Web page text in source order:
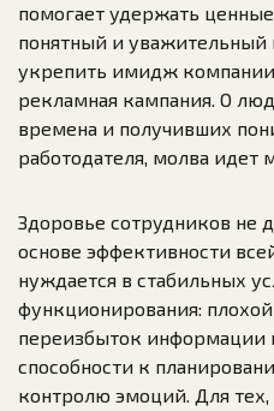
помогает удержать
понятный и уважительный
укрепить имидж
рекламная кампания. О
времена и получивших
работодателя, молва идет
Здоровье сотрудников не
основе эффективности
нуждается в стабильных
функционирования:
переизбыток информации
способности к
контролю эмоций. Для тех,